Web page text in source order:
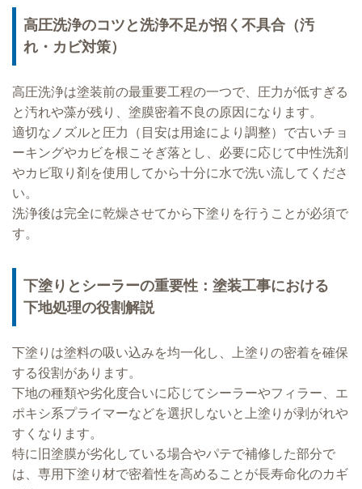
高圧洗浄のコツと洗浄不足が招く不具合（汚
れ・カビ対策）
高圧洗浄は塗装前の最重要工程の一つで、圧力が低すぎる
と汚れや藻が残り、塗膜密着不良の原因になります。
適切なノズルと圧力（目安は用途により調整）で古いチョ
ーキングやカビを根こそぎ落とし、必要に応じて中性洗剤
やカビ取り剤を使用してから十分に水で洗い流してくださ
い。
洗浄後は完全に乾燥させてから下塗りを行うことが必須で
す。
下塗りとシーラーの重要性：塗装工事における
下地処理の役割解説
下塗りは塗料の吸い込みを均一化し、上塗りの密着を確保
する役割があります。
下地の種類や劣化度合いに応じてシーラーやフィラー、エ
ポキシ系プライマーなどを選択しないと上塗りが剥がれや
すくなります。
特に旧塗膜が劣化している場合やパテで補修した部分で
は、専用下塗り材で密着性を高めることが長寿命化のカギ